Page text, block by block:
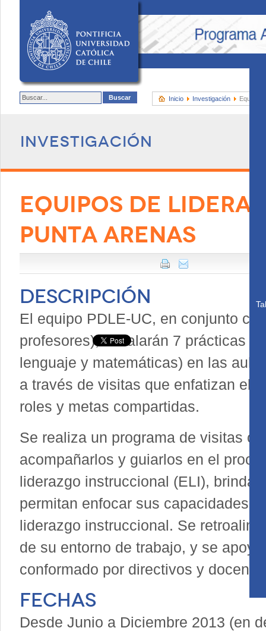
Inicio Investigación Equipos
Investigación
EQUIPOS DE
PUNTA ARENAS
Descripción
El equipo PDLE-UC, en conjunto
profesores), instalarán 7 prácticas
lenguaje y matemáticas) en las
a través de visitas que enfatizan el
roles y metas compartidas.
Se realiza un programa de visitas
acompañarlos y guiarlos en el
liderazgo instruccional (ELI),
permitan enfocar sus capacidades
liderazgo instruccional. Se
de su entorno de trabajo, y se
conformado por directivos y
Fechas
Desde Junio a Diciembre 2013 (en